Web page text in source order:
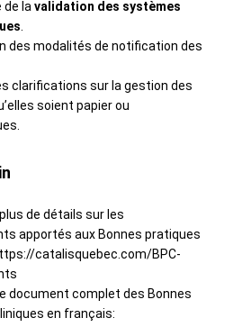
de lavalidation des systèmes
.
des modalités de notification des
clarifications sur la gestion des
soient papier ou
de détails sur les
apportés aux Bonnes pratiques
catalisquebec.com/BPC-
document complet des Bonnes
en français: